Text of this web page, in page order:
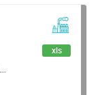
xls